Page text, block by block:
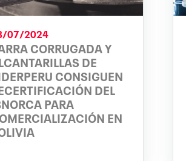
07/2024
CORRUGADA Y
DE
CONSIGUEN
DEL
PARA
EN